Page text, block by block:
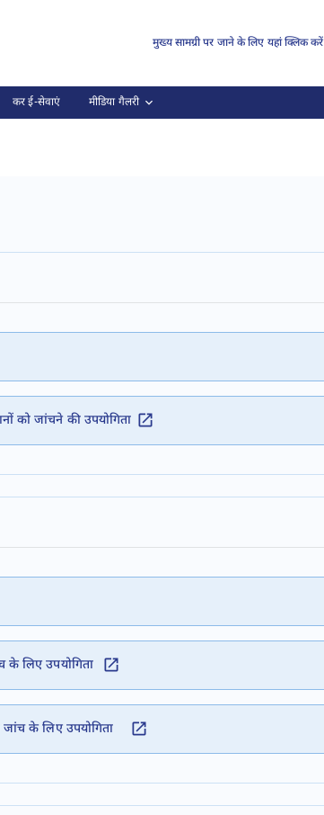
मुख्य सामग्री पर जाने के लिए यहां क्लिक करें
कर ई-सेवाएं मीडिया गैलरी
को जांचने की उपयोगिता
लिए उपयोगिता
के लिए उपयोगिता